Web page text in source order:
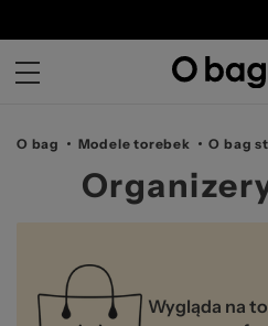
O bag Modele torebek O bag
Wygląda na